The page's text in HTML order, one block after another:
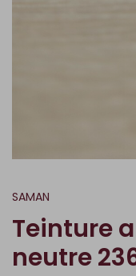
SAMAN
Teinture
neutre